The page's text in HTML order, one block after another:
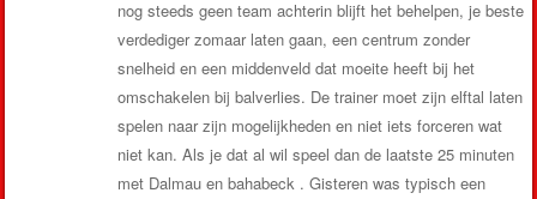
nog steeds geen team achterin blijft het behelpen, je beste
verdediger zomaar laten gaan, een centrum zonder
snelheid en een middenveld dat moeite heeft bij het
omschakelen bij balverlies. De trainer moet zijn elftal laten
spelen naar zijn mogelijkheden en niet iets forceren wat
niet kan. Als je dat al wil speel dan de laatste 25 minuten
met Dalmau en bahabeck . Gisteren was typisch een